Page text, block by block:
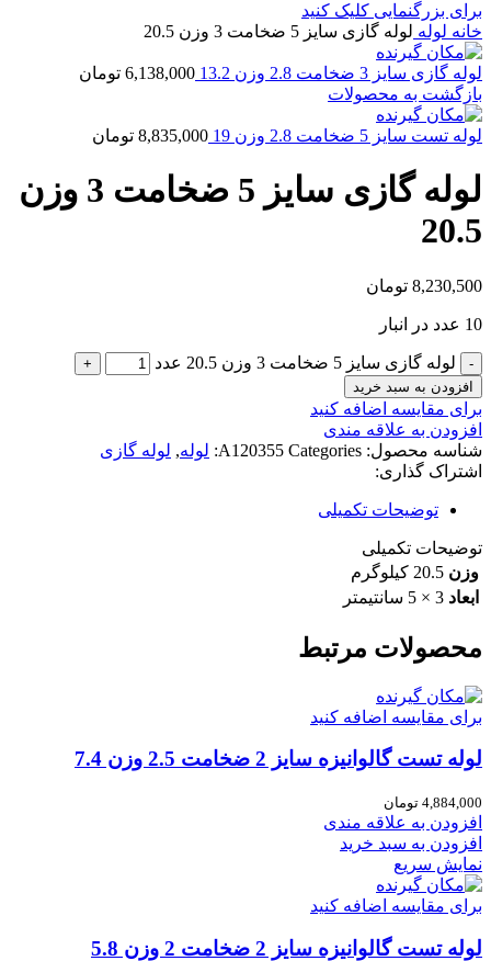
برای بزرگنمایی کلیک کنید
خانه لوله لوله گازی سایز 5 ضخامت 3 وزن 20.5
لوله گازی سایز 3 ضخامت 2.8 وزن 13.2 6,138,000 تومان
بازگشت به محصولات
لوله تست سایز 5 ضخامت 2.8 وزن 19 8,835,000 تومان
لوله گازی سایز 5 ضخامت 3 وزن
20.5
8,230,500 تومان
10 عدد در انبار
لوله گازی سایز 5 ضخامت 3 وزن 20.5 عدد
افزودن به سبد خرید
برای مقایسه اضافه کنید
افزودن به علاقه مندی
شناسه محصول:
A120355 Categories: لوله, لوله گازی
اشتراک گذاری:
توضیحات تکمیلی
توضیحات تکمیلی
وزن 20.5 کیلوگرم
ابعاد 3 × 5 سانتیمتر
محصولات مرتبط
برای مقایسه اضافه کنید
لوله تست گالوانیزه سایز 2 ضخامت 2.5 وزن 7.4
4,884,000 تومان
افزودن به علاقه مندی
افزودن به سبد خرید
نمایش سریع
برای مقایسه اضافه کنید
لوله تست گالوانیزه سایز 2 ضخامت 2 وزن 5.8